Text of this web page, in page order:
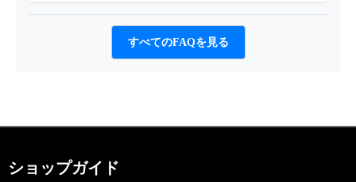
すべてのFAQを見る
ショップガイド